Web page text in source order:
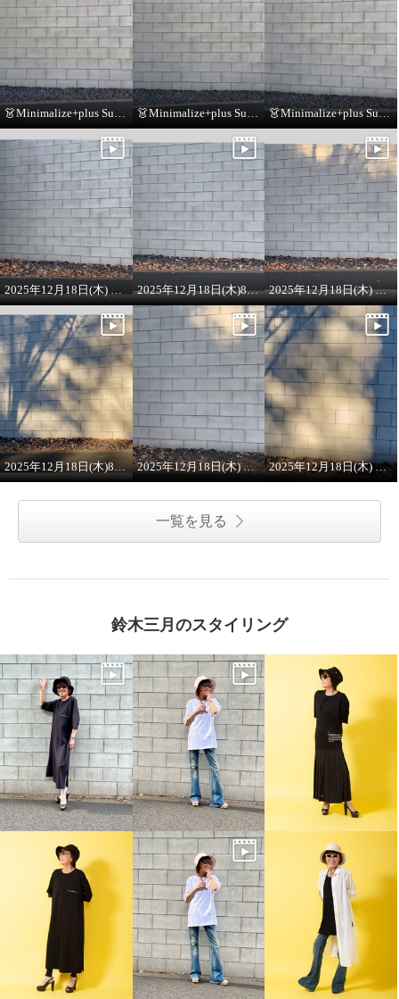
👗Minimalize+plus Summer Collection👗
2025年12月18日(木)8:00 ONAIRプルオーバー 2025年12月18日(木) 8:00 ON AIR
2025年12月18日(木)8:00 ON AIR 2025年12月18日(木) 8:00 ON AIR 2025年12月18日(木) 8:00 ON AIR ワンピース
一覧を見る
鈴木三月のスタイリング